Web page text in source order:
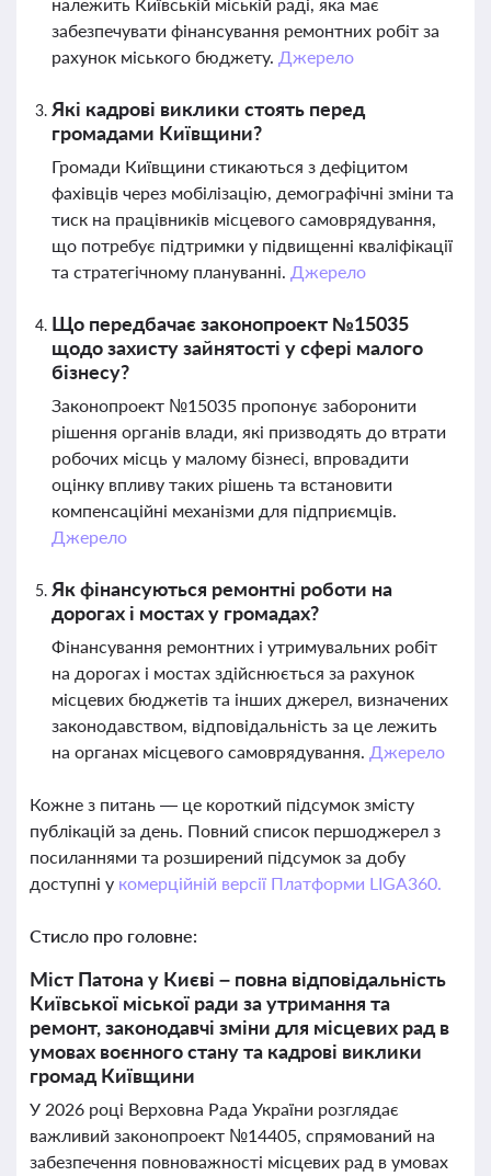
забезпечувати фінансування ремонтних робіт за
рахунок міського бюджету. Джерело
Які кадрові виклики стоять перед
громадами Київщини?
Громади Київщини стикаються з дефіцитом
фахівців через мобілізацію, демографічні зміни та
тиск на працівників місцевого самоврядування,
що потребує підтримки у підвищенні кваліфікації
та стратегічному плануванні. Джерело
Що передбачає законопроект №15035
щодо захисту зайнятості у сфері малого
бізнесу?
Законопроект №15035 пропонує заборонити
рішення органів влади, які призводять до втрати
робочих місць у малому бізнесі, впровадити
оцінку впливу таких рішень та встановити
компенсаційні механізми для підприємців.
Джерело
Як фінансуються ремонтні роботи на
дорогах і мостах у громадах?
Фінансування ремонтних і утримувальних робіт
на дорогах і мостах здійснюється за рахунок
місцевих бюджетів та інших джерел, визначених
законодавством, відповідальність за це лежить
на органах місцевого самоврядування. Джерело
Кожне з питань — це короткий підсумок змісту
публікацій за день. Повний список першоджерел з
посиланнями та розширений підсумок за добу
доступні у комерційній версії Платформи LIGA360.
Стисло про головне:
Міст Патона у Києві – повна відповідальність
Київської міської ради за утримання та
ремонт, законодавчі зміни для місцевих рад в
умовах воєнного стану та кадрові виклики
громад Київщини
У 2026 році Верховна Рада України розглядає
важливий законопроект №14405, спрямований на
забезпечення повноважності місцевих рад в умовах